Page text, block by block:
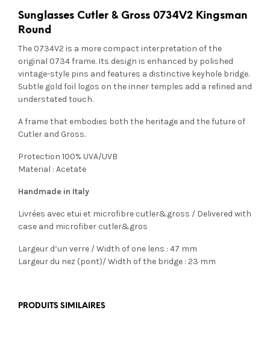
Sunglasses Cutler & Gross 0734V2 Kingsman
Round
The 0734V2 is a more compact interpretation of the
original 0734 frame. Its design is enhanced by polished
vintage-style pins and features a distinctive keyhole bridge.
Subtle gold foil logos on the inner temples add a refined and
understated touch.
A frame that embodies both the heritage and the future of
Cutler and Gross.
Protection 100% UVA/UVB
Material : Acetate
Handmade in Italy
Livrées avec etui et microfibre cutler&gross / Delivered with
case and microfiber cutler&gros
Largeur d’un verre / Width of one lens : 47 mm
Largeur du nez (pont)/ Width of the bridge : 23 mm
PRODUITS SIMILAIRES